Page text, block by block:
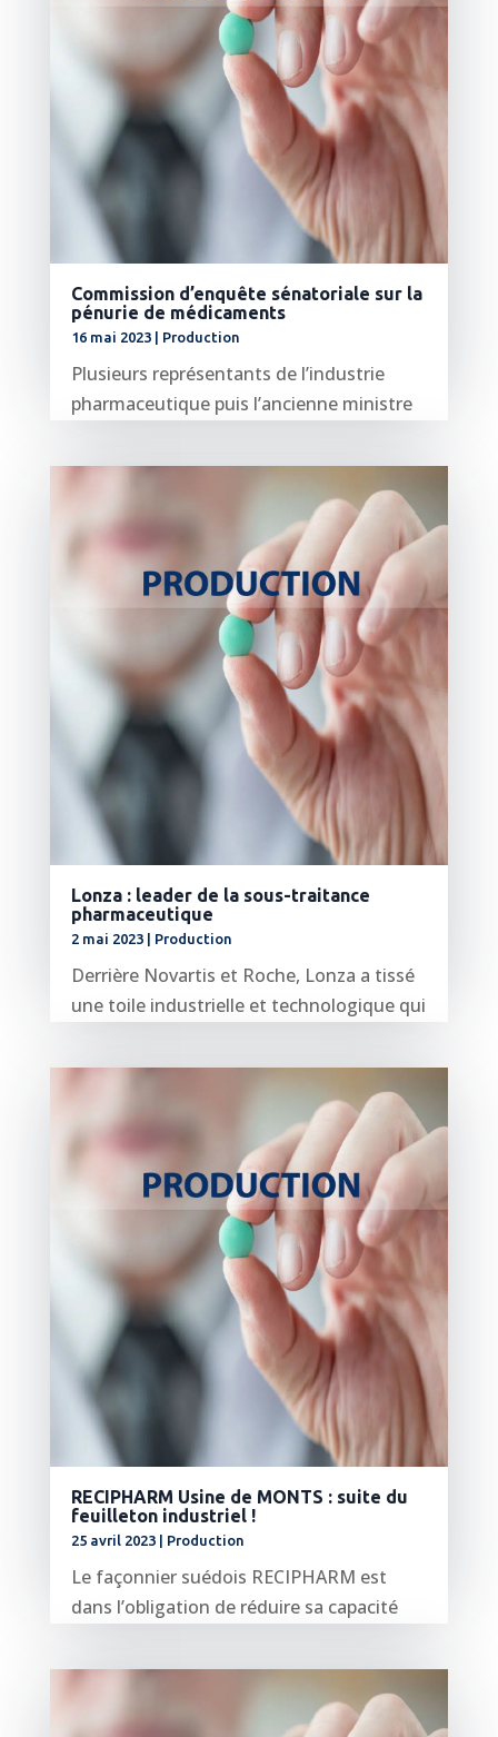
Commission d’enquête sénatoriale sur la
pénurie de médicaments
16 mai 2023| Production
Plusieurs représentants de l’industrie
pharmaceutique puis l’ancienne ministre
lire plus
Lonza : leader de la sous-traitance
pharmaceutique
2 mai 2023| Production
Derrière Novartis et Roche, Lonza a tissé
une toile industrielle et technologique qui
lire plus
RECIPHARM Usine de MONTS : suite du
feuilleton industriel !
25 avril 2023| Production
Le façonnier suédois RECIPHARM est
dans l’obligation de réduire sa capacité
lire plus